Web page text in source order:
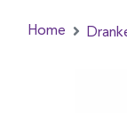
Home